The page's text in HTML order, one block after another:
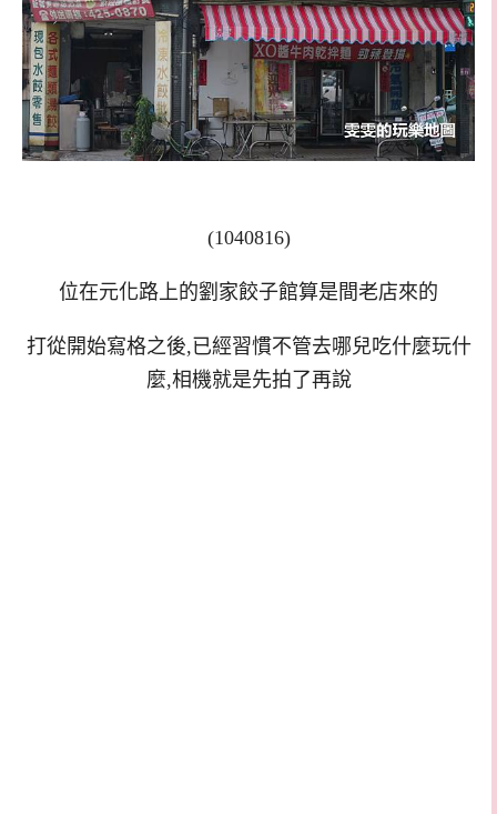
(1040816)
位在元化路上的劉家餃子館算是間老店來的
打從開始寫格之後,已經習慣不管去哪兒吃什麼玩什
麼,相機就是先拍了再說